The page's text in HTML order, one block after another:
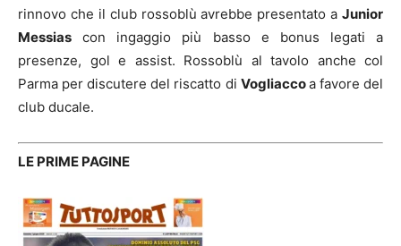
rinnovo che il club rossoblù avrebbe presentato a Junior
Messias con ingaggio più basso e bonus legati a
presenze, gol e assist. Rossoblù al tavolo anche col
Parma per discutere del riscatto di Vogliaccoa favore del
club ducale.
LE PRIME PAGINE